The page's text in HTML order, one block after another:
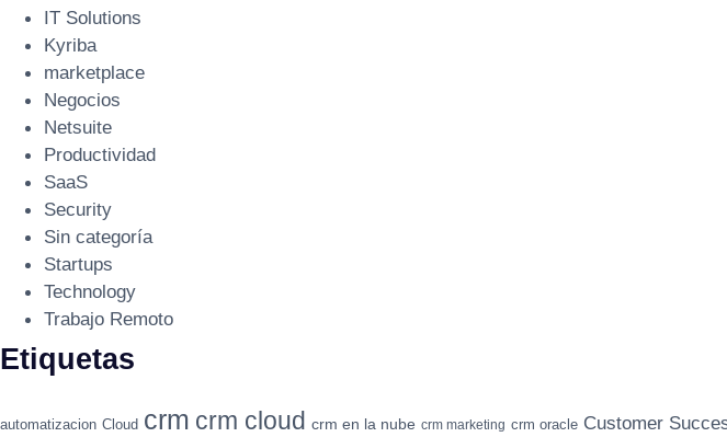
IT Solutions
Kyriba
marketplace
Negocios
Netsuite
Productividad
SaaS
Security
Sin categoría
Startups
Technology
Trabajo Remoto
Etiquetas
automatizacion Cloud crm crm cloud crm en la nube crm marketing crm oracle Customer